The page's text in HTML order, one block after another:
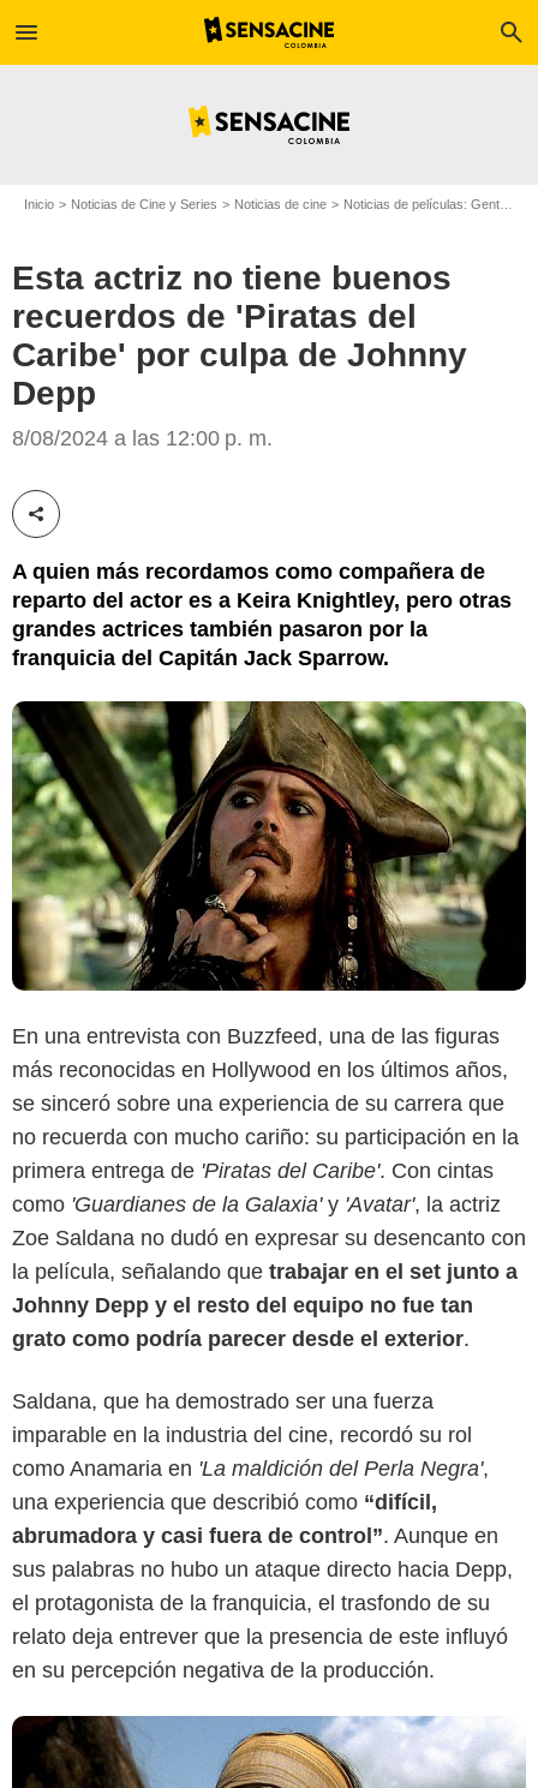
menu search
Inicio Noticias de Cine y Series Noticias de cine Noticias de películas: Gente
Esta actriz no tiene buenos
recuerdos de 'Piratas del
Caribe' por culpa de Johnny
Depp
8/08/2024 a las 12:00 p. m.
Compartir esta noticia
A quien más recordamos como compañera de
reparto del actor es a Keira Knightley, pero otras
grandes actrices también pasaron por la
franquicia del Capitán Jack Sparrow.
En una entrevista con Buzzfeed, una de las figuras
más reconocidas en Hollywood en los últimos años,
se sinceró sobre una experiencia de su carrera que
no recuerda con mucho cariño: su participación en la
primera entrega de 'Piratas del Caribe'. Con cintas
como 'Guardianes de la Galaxia'y 'Avatar', la actriz
Zoe Saldana no dudó en expresar su desencanto con
la película, señalando que trabajar en el set junto a
Johnny Depp y el resto del equipo no fue tan
grato como podría parecer desde el exterior.
Saldana, que ha demostrado ser una fuerza
imparable en la industria del cine, recordó su rol
como Anamaria en 'La maldición del Perla Negra',
una experiencia que describió como “difícil,
abrumadora y casi fuera de control”. Aunque en
sus palabras no hubo un ataque directo hacia Depp,
el protagonista de la franquicia, el trasfondo de su
relato deja entrever que la presencia de este influyó
en su percepción negativa de la producción.
Disney+